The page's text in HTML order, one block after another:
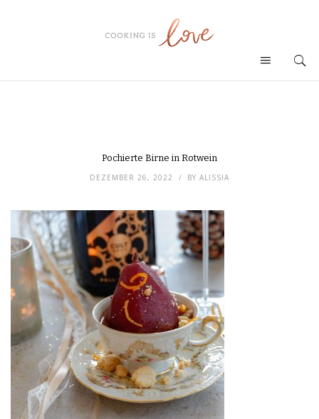
Pochierte Birne in Rotwein
DEZEMBER 26, 2022 BY ALISSIA